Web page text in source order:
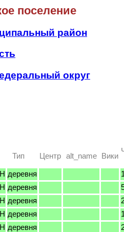
поселение
район
округ
Тип Центр alt_name Вики
H деревня
H деревня
H деревня
H деревня
H деревня